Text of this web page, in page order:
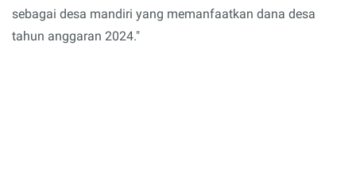
sebagai desa mandiri yang memanfaatkan dana desa
tahun anggaran 2024."